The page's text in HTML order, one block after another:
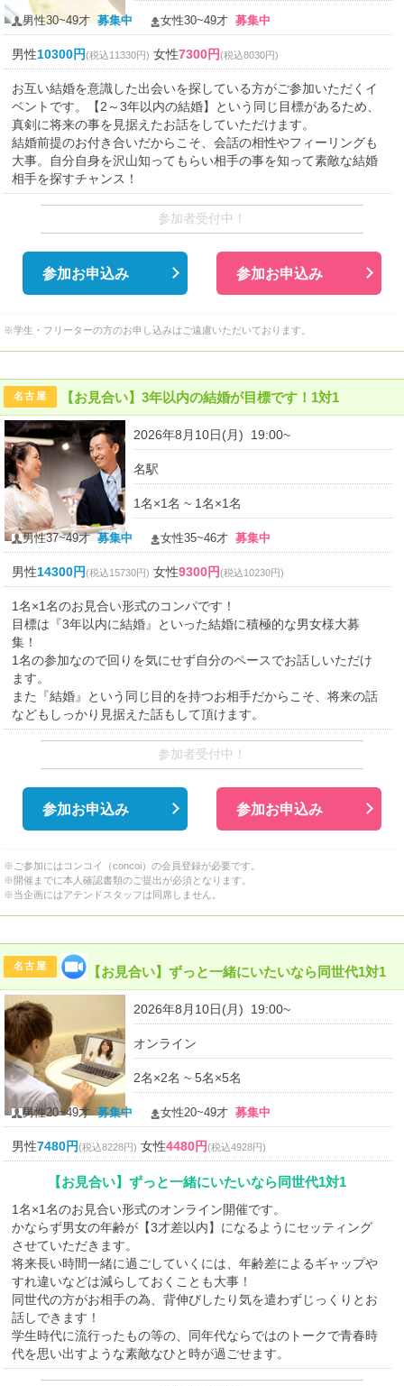
男性30~49才募集中 女性30~49才募集中
男性10300円(税込11330円) 女性7300円(税込8030円)
お互い結婚を意識した出会いを探している方がご参加いただくイ
ベントです。【2～3年以内の結婚】という同じ目標があるため、
真剣に将来の事を見据えたお話をしていただけます。
結婚前提のお付き合いだからこそ、会話の相性やフィーリングも
大事。自分自身を沢山知ってもらい相手の事を知って素敵な結婚
相手を探すチャンス！
参加者受付中！
参加お申込み 参加お申込み
※学生・フリーターの方のお申し込みはご遠慮いただいております。
名古屋 【お見合い】3年以内の結婚が目標です！1対1
2026年8月10日(月) 19:00~
名駅
1名×1名 ~ 1名×1名
男性37~49才募集中 女性35~46才募集中
男性14300円(税込15730円) 女性9300円(税込10230円)
1名×1名のお見合い形式のコンパです！
目標は『3年以内に結婚』といった結婚に積極的な男女様大募
集！
1名の参加なので回りを気にせず自分のペースでお話しいただけ
ます。
また『結婚』という同じ目的を持つお相手だからこそ、将来の話
などもしっかり見据えた話もして頂けます。
参加者受付中！
参加お申込み 参加お申込み
※ご参加にはコンコイ（concoi）の会員登録が必要です。
※開催までに本人確認書類のご提出が必須となります。
※当企画にはアテンドスタッフは同席しません。
名古屋 【お見合い】ずっと一緒にいたいなら同世代1対1
2026年8月10日(月) 19:00~
オンライン
2名×2名 ~ 5名×5名
男性20~49才募集中 女性20~49才募集中
男性7480円(税込8228円) 女性4480円(税込4928円)
【お見合い】ずっと一緒にいたいなら同世代1対1
1名×1名のお見合い形式のオンライン開催です。
かならず男女の年齢が【3才差以内】になるようにセッティング
させていただきます。
将来長い時間一緒に過ごしていくには、年齢差によるギャップや
すれ違いなどは減らしておくことも大事！
同世代の方がお相手の為、背伸びしたり気を遣わずじっくりとお
話しできます！
学生時代に流行ったもの等の、同年代ならではのトークで青春時
代を思い出すような素敵なひと時が過ごせます。